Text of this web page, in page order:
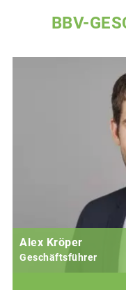
BBV-
Alex Kröper
Geschäftsführer